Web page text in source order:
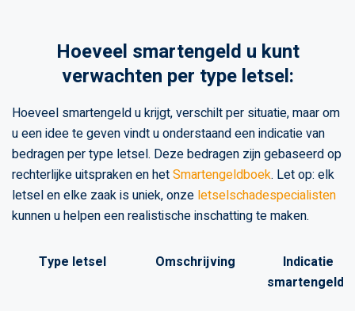
Hoeveel smartengeld u kunt
verwachten per type letsel:
Hoeveel smartengeld u krijgt, verschilt per situatie, maar om
u een idee te geven vindt u onderstaand een indicatie van
bedragen per type letsel. Deze bedragen zijn gebaseerd op
rechterlijke uitspraken en hetSmartengeldboek. Let op: elk
letsel en elke zaak is uniek, onze letselschadespecialisten
kunnen u helpen een realistische inschatting te maken.
Type letsel Omschrijving
Indicatie
smartengeld*